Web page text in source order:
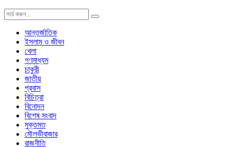
আন্তর্জাতিক
ইসলাম ও জীবন
খেলা
গণমাধ্যম
চাকুরী
জাতীয়
প্রবাস
বিচিত্রা
বিনোদন
বিশেষ সংবাদ
মুক্তমত
মৌলভীবাজার
রাজনীতি